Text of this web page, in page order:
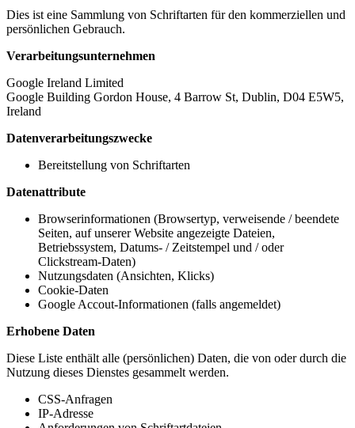
Dies ist eine Sammlung von Schriftarten für den kommerziellen und
persönlichen Gebrauch.
Verarbeitungsunternehmen
Google Ireland Limited
Google Building Gordon House, 4 Barrow St, Dublin, D04 E5W5,
Ireland
Datenverarbeitungszwecke
Bereitstellung von Schriftarten
Datenattribute
Browserinformationen (Browsertyp, verweisende / beendete
Seiten, auf unserer Website angezeigte Dateien,
Betriebssystem, Datums- / Zeitstempel und / oder
Clickstream-Daten)
Nutzungsdaten (Ansichten, Klicks)
Cookie-Daten
Google Accout-Informationen (falls angemeldet)
Erhobene Daten
Diese Liste enthält alle (persönlichen) Daten, die von oder durch die
Nutzung dieses Dienstes gesammelt werden.
CSS-Anfragen
IP-Adresse